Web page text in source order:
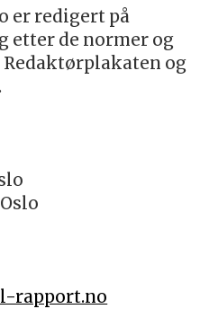
er redigert på
etter de normer og
og
rapport.no